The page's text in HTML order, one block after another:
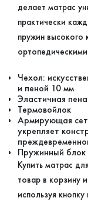
делает матрас
практически
пружин высокого
Чехол:
и пеной 10 мм
Эластичная пена
Термовойлок
Армирующая
укрепляет
Пружинный
Купить матрас
товар в корзину
используя